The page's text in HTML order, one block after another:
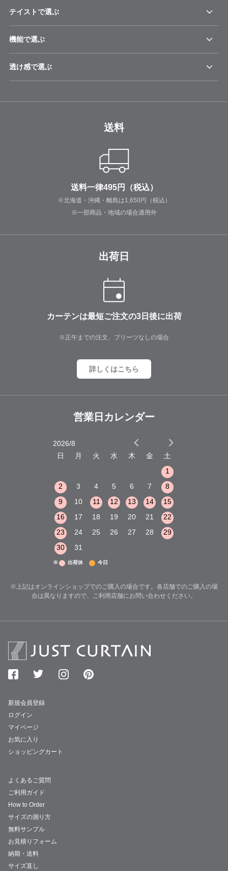
テイストで選ぶ
機能で選ぶ
透け感で選ぶ
送料
送料一律495円（税込）
※北海道・沖縄・離島は1,650円（税込）
※一部商品・地域の場合適用外
出荷日
カーテンは最短ご注文の3日後に出荷
※正午までの注文、プリーツなしの場合
詳しくはこちら
営業日カレンダー
2026/8
日
月 火 水 木 金
土
1
2
3 4 5 6 7
8
9
10 11 12 13 14
15
16
17 18 19 20 21
22
23
24 25 26 27 28
29
30
31
※ 出荷休 今日
※上記はオンラインショップでのご購入の場合です。各店舗でのご購入の場
合は異なりますので、ご利用店舗にお問い合わせください。
新規会員登録
ログイン
マイページ
お気に入り
ショッピングカート
よくあるご質問
ご利用ガイド
How to Order
サイズの測り方
無料サンプル
お見積りフォーム
納期・送料
サイズ直し